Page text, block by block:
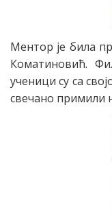
Ментор је била
Коматиновић.
ученици су са
свечано примили